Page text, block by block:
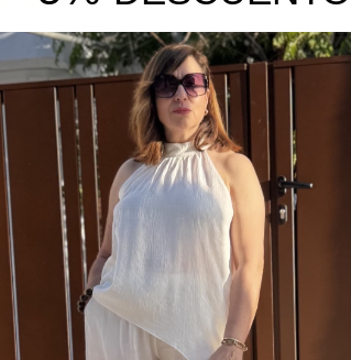
Política de devoluciones